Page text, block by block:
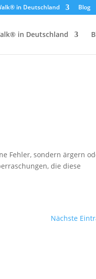
in Deutschland Blog
in Deutschland
Fehler, sondern ärgern
die diese
Nächste